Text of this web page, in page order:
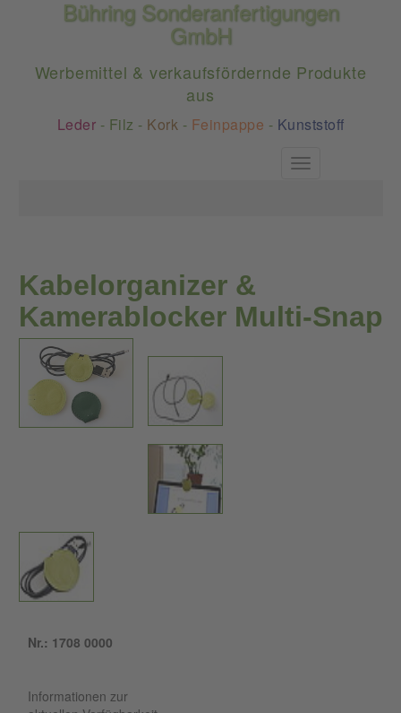
Bühring Sonderanfertigungen
GmbH
Werbemittel & verkaufsfördernde Produkte
aus
Leder - Filz - Kork - Feinpappe - Kunststoff
Toggle
Kabelorganizer &
Kamerablocker Multi-Snap
Nr.: 1708 0000
Informationen zur